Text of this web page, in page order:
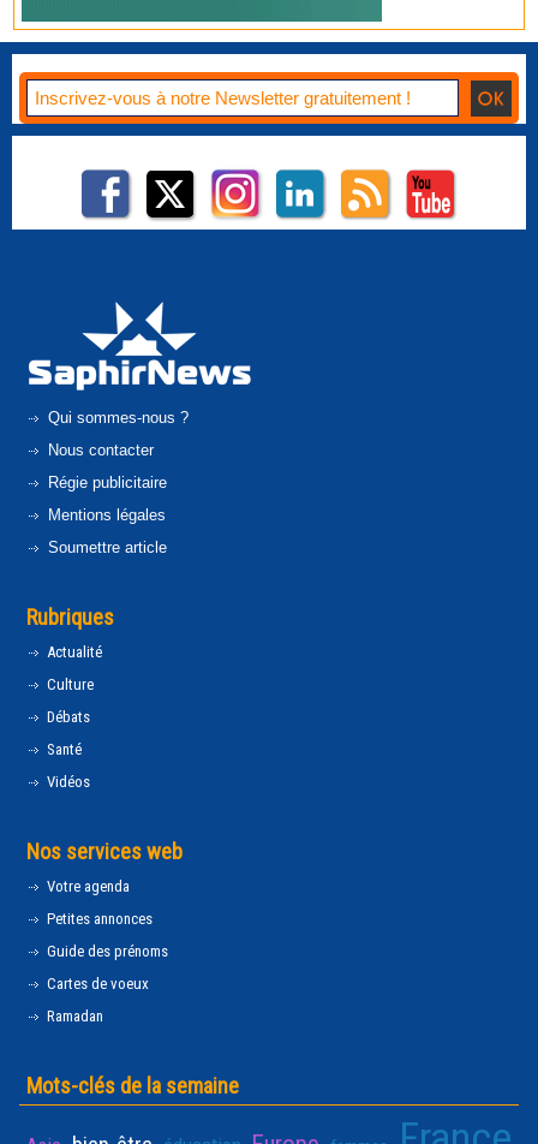
Qui sommes-nous ?
Nous contacter
Régie publicitaire
Mentions légales
Soumettre article
Rubriques
Actualité
Culture
Débats
Santé
Vidéos
Nos services web
Votre agenda
Petites annonces
Guide des prénoms
Cartes de voeux
Ramadan
Mots-clés de la semaine